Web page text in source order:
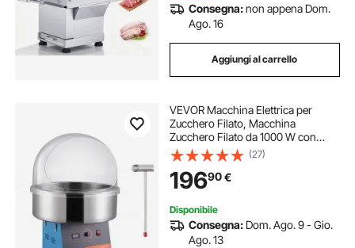
Consegna:non appena Dom.
Ago. 16
Aggiungi al carrello
VEVOR Macchina Elettrica per
Zucchero Filato, Macchina
Zucchero Filato da 1000 W con
Coperchio, Ciotola in Acciaio
Inossidabile, Paletta per
Zucchero,Compleanno di Bambini,
Feste in Famiglia, Blu
(27)
19690€
Disponibile
Consegna: Dom. Ago. 9 - Gio.
Ago. 13